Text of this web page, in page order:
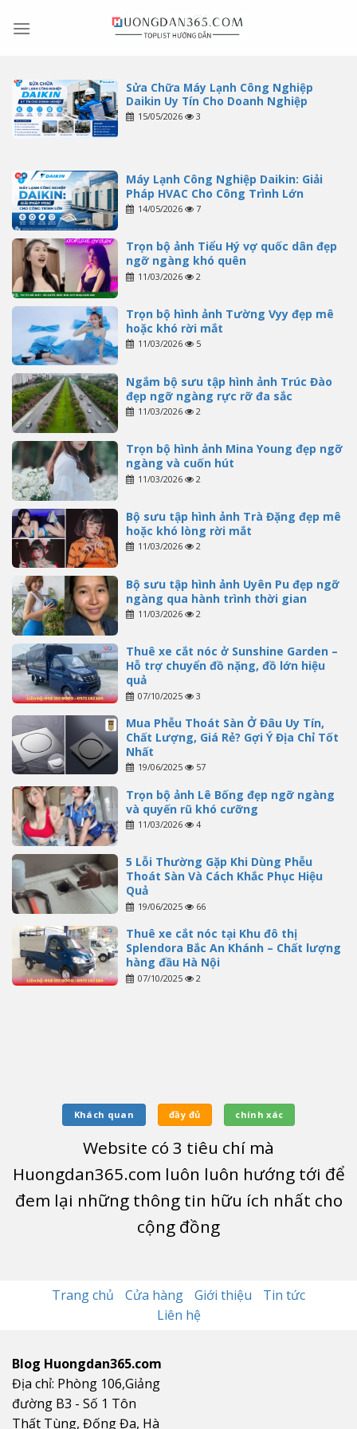
Sửa Chữa Máy Lạnh Công Nghiệp
Daikin Uy Tín Cho Doanh Nghiệp
15/05/2026 3
Máy Lạnh Công Nghiệp Daikin: Giải
Pháp HVAC Cho Công Trình Lớn
14/05/2026 7
Trọn bộ ảnh Tiểu Hý vợ quốc dân đẹp
ngỡ ngàng khó quên
11/03/2026 2
Trọn bộ hình ảnh Tường Vyy đẹp mê
hoặc khó rời mắt
11/03/2026 5
Ngắm bộ sưu tập hình ảnh Trúc Đào
đẹp ngỡ ngàng rực rỡ đa sắc
11/03/2026 2
Trọn bộ hình ảnh Mina Young đẹp ngỡ
ngàng và cuốn hút
11/03/2026 2
Bộ sưu tập hình ảnh Trà Đặng đẹp mê
hoặc khó lòng rời mắt
11/03/2026 2
Bộ sưu tập hình ảnh Uyên Pu đẹp ngỡ
ngàng qua hành trình thời gian
11/03/2026 2
Thuê xe cắt nóc ở Sunshine Garden –
Hỗ trợ chuyển đồ nặng, đồ lớn hiệu
quả
07/10/2025 3
Mua Phễu Thoát Sàn Ở Đâu Uy Tín,
Chất Lượng, Giá Rẻ? Gợi Ý Địa Chỉ Tốt
Nhất
19/06/2025 57
Trọn bộ ảnh Lê Bống đẹp ngỡ ngàng
và quyến rũ khó cưỡng
11/03/2026 4
5 Lỗi Thường Gặp Khi Dùng Phễu
Thoát Sàn Và Cách Khắc Phục Hiệu
Quả
19/06/2025 66
Thuê xe cắt nóc tại Khu đô thị
Splendora Bắc An Khánh – Chất lượng
hàng đầu Hà Nội
07/10/2025 2
Khách quan đầy đủ chính xác
Website có 3 tiêu chí mà
Huongdan365.com luôn luôn hướng tới để
đem lại những thông tin hữu ích nhất cho
cộng đồng
Trang chủ Cửa hàng Giới thiệu
Tin tức
Liên hệ
Blog Huongdan365.com
Địa chỉ: Phòng 106,Giảng
đường B3 - Số 1 Tôn
Thất Tùng, Đống Đa, Hà